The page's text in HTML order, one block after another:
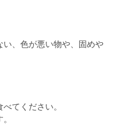
、色が悪い物や、固めや
てください。